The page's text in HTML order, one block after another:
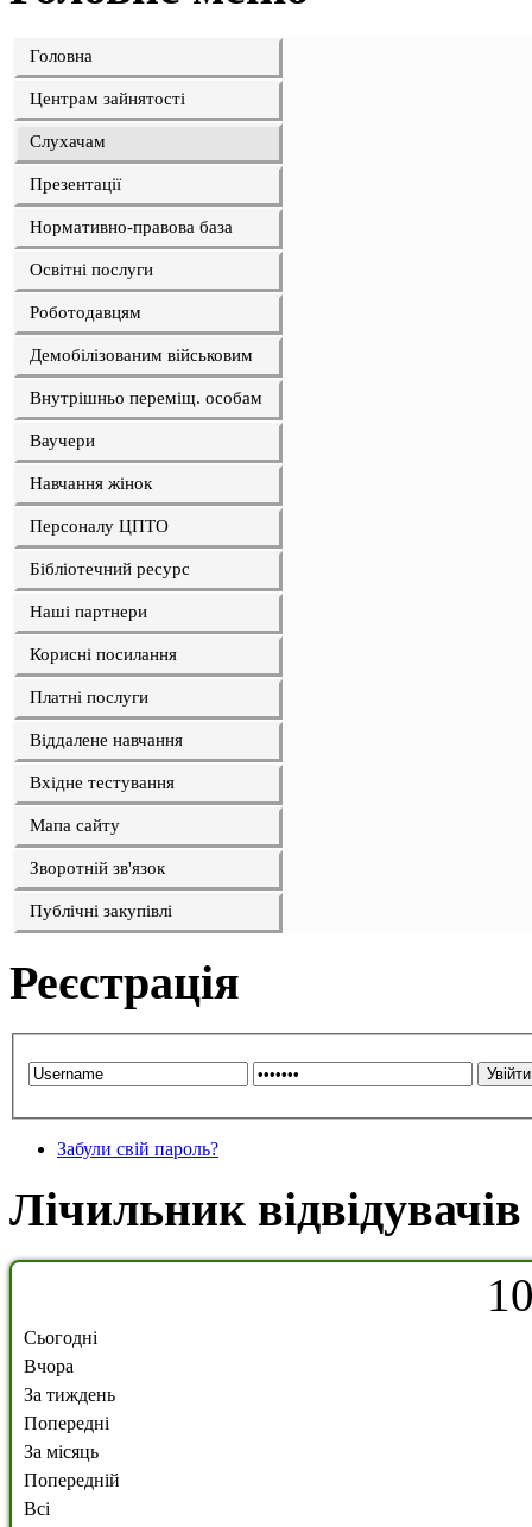
Головна
Центрам зайнятості
Слухачам
Презентації
Нормативно-правова база
Освітні послуги
Роботодавцям
Демобілізованим військовим
Внутрішньо переміщ. особам
Ваучери
Навчання жінок
Персоналу ЦПТО
Бібліотечний ресурс
Наші партнери
Корисні посилання
Платні послуги
Віддалене навчання
Вхідне тестування
Мапа сайту
Зворотній зв'язок
Публічні закупівлі
Реєстрація
Забули свій пароль?
Лічильник відвідувачів
1
Сьогодні
Вчора
За тиждень
Попередні
За місяць
Попередній
Всі